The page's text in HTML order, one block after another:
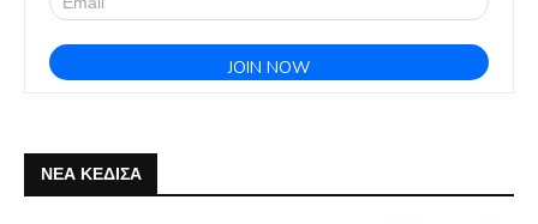
ΝΕΑ ΚΕΔΙΣΑ